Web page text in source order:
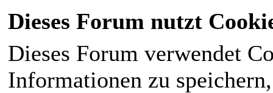
Dieses Forum nutzt
Dieses Forum verwendet
Informationen zu